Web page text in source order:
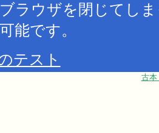
ラウザを閉じてし
能です。
テスト
古本